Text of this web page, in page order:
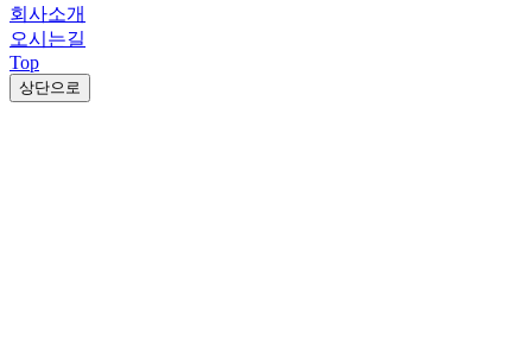
회사소개
오시는길
Top
상단으로